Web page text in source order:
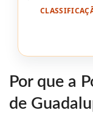
Por que a
de